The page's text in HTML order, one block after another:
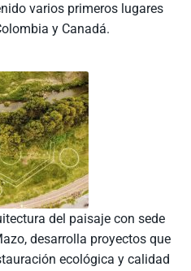
varios primeros lugares
y Canadá.
del paisaje con sede
desarrolla proyectos que
ecológica y calidad